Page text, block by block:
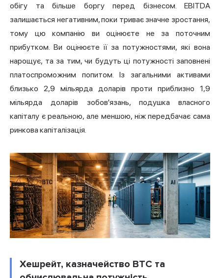
обігу та більше боргу перед бізнесом. EBITDA
залишається негативним, поки триває значне зростання,
тому цю компанію ви оцінюєте не за поточним
прибутком. Ви оцінюєте її за потужностями, які вона
нарощує, та за тим, чи будуть ці потужності заповнені
платоспроможним попитом. Із загальними активами
близько 2,9 мільярда доларів проти приблизно 1,9
мільярда доларів зобов'язань, подушка власного
капіталу є реальною, але меншою, ніж передбачає сама
ринкова капіталізація.
Хешрейт, казначейство BTC та